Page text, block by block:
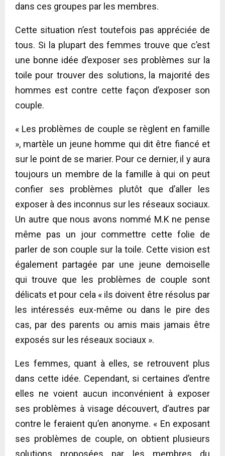
dans ces groupes par les membres.
Cette situation n’est toutefois pas appréciée de
tous. Si la plupart des femmes trouve que c’est
une bonne idée d’exposer ses problèmes sur la
toile pour trouver des solutions, la majorité des
hommes est contre cette façon d’exposer son
couple.
« Les problèmes de couple se règlent en famille
», martèle un jeune homme qui dit être fiancé et
sur le point de se marier. Pour ce dernier, il y aura
toujours un membre de la famille à qui on peut
confier ses problèmes plutôt que d’aller les
exposer à des inconnus sur les réseaux sociaux.
Un autre que nous avons nommé M.K ne pense
même pas un jour commettre cette folie de
parler de son couple sur la toile. Cette vision est
également partagée par une jeune demoiselle
qui trouve que les problèmes de couple sont
délicats et pour cela « ils doivent être résolus par
les intéressés eux-même ou dans le pire des
cas, par des parents ou amis mais jamais être
exposés sur les réseaux sociaux ».
Les femmes, quant à elles, se retrouvent plus
dans cette idée. Cependant, si certaines d’entre
elles ne voient aucun inconvénient à exposer
ses problèmes à visage découvert, d’autres par
contre le feraient qu’en anonyme. « En exposant
ses problèmes de couple, on obtient plusieurs
solutions proposées par les membres du